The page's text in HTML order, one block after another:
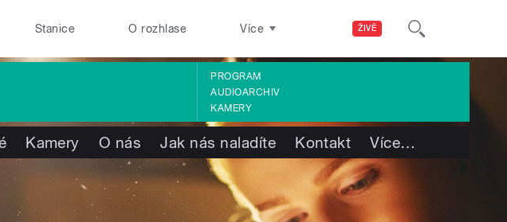
ŽIVĚ
Stanice O rozhlase Více
PROGRAM
AUDIOARCHIV
KAMERY
Kamery O nás Jak nás naladíte Kontakt Více…